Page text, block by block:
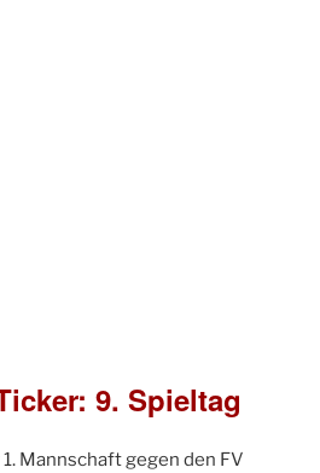
9. Spieltag
Mannschaft gegen den FV